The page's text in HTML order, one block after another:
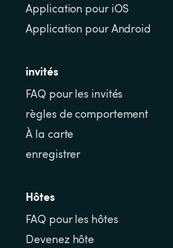
Application pour iOS
Application pour Android
invités
FAQ pour les invités
règles de comportement
À la carte
enregistrer
Hôtes
FAQ pour les hôtes
Devenez hôte